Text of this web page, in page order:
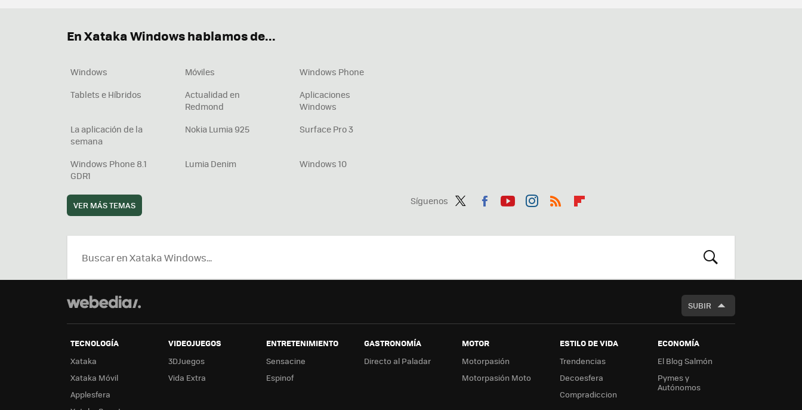
Síguenos
ter
ebo tub agr
boa
En Xataka Windows hablamos de...
Windows Móviles
Windows Phone
Tablets e Híbridos
Actualidad en
Redmond
Aplicaciones
Windows
La aplicación de la
semana
Nokia Lumia 925 Surface Pro 3
Windows Phone 8.1
GDR1
Lumia Denim Windows 10
VER MÁS TEMAS
BUSCAR
SUBIR
TECNOLOGÍA
Xataka
Xataka Móvil
Applesfera
VIDEOJUEGOS
3DJuegos
Vida Extra
ENTRETENIMIENTO
Sensacine
Espinof
GASTRONOMÍA
Directo al Paladar
MOTOR
Motorpasión
Motorpasión Moto
ESTILO DE VIDA
Trendencias
Decoesfera
Compradiccion
ECONOMÍA
El Blog Salmón
Pymes y
Autónomos